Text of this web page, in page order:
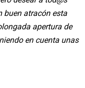
buen atracón esta
apertura de
en cuenta unas